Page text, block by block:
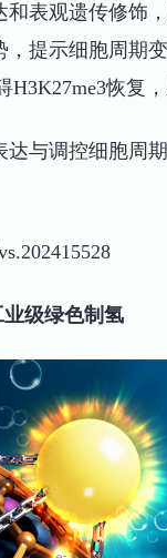
表观遗传修饰
提示细胞周期
恢复
与调控细胞周
级绿色制氢